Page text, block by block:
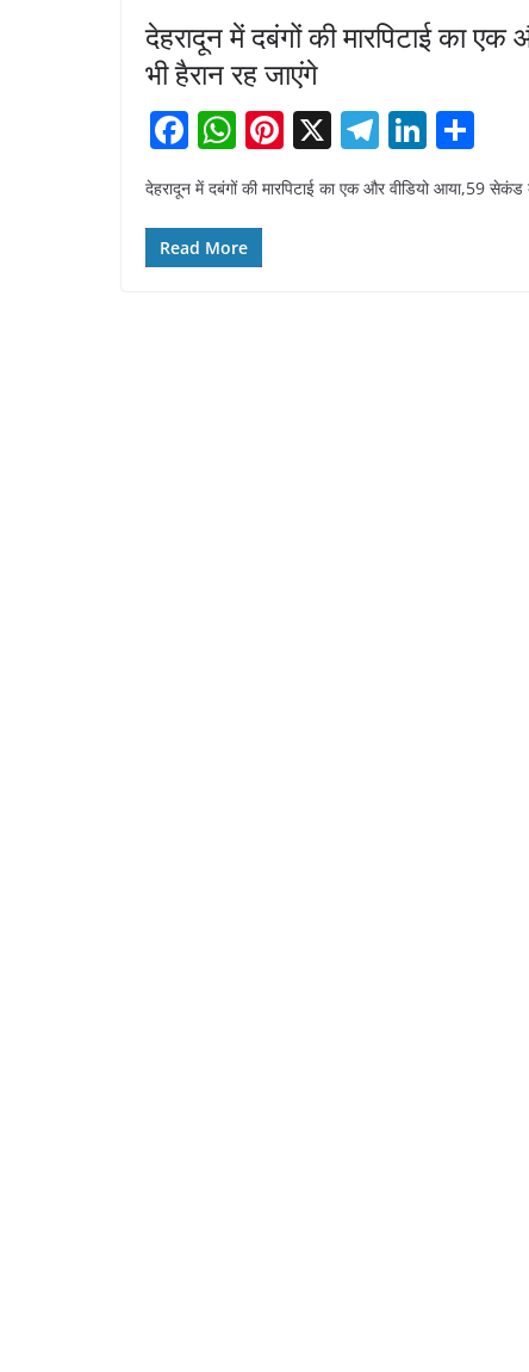
देहरादून में दबंगों की मारपिटाई का
भी हैरान रह जाएंगे
F
a
c
e
b
W
h
at
s
A
Pi
nt
er
X T
el
e
Li
k
h
ar
देहरादून में दबंगों की मारपिटाई का एक और वीडियो आया,59
Read More